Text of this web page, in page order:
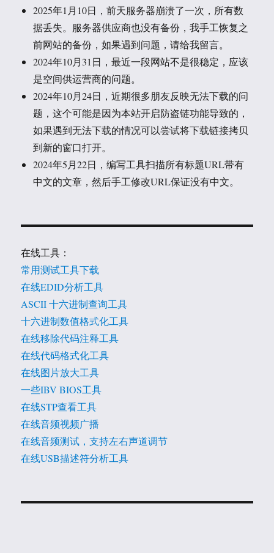
2025年1月10日，前天服务器崩溃了一次，所有数
据丢失。服务器供应商也没有备份，我手工恢复之
前网站的备份，如果遇到问题，请给我留言。
2024年10月31日，最近一段网站不是很稳定，应该
是空间供运营商的问题。
2024年10月24日，近期很多朋友反映无法下载的问
题，这个可能是因为本站开启防盗链功能导致的，
如果遇到无法下载的情况可以尝试将下载链接拷贝
到新的窗口打开。
2024年5月22日，编写工具扫描所有标题URL带有
中文的文章，然后手工修改URL保证没有中文。
在线工具：
常用测试工具下载
在线EDID分析工具
ASCII 十六进制查询工具
十六进制数值格式化工具
在线移除代码注释工具
在线代码格式化工具
在线图片放大工具
一些IBV BIOS工具
在线STP查看工具
在线音频视频广播
在线音频测试，支持左右声道调节
在线USB描述符分析工具